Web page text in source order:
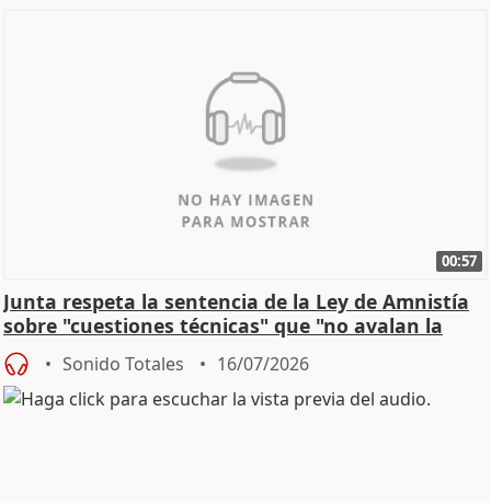
00:57
Junta respeta la sentencia de la Ley de Amnistía
sobre "cuestiones técnicas" que "no avalan la
const
Sonido Totales 16/07/2026